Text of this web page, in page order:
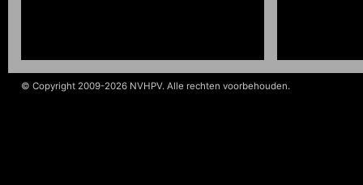
© Copyright 2009-2026 NVHPV. Alle rechten voorbehouden.